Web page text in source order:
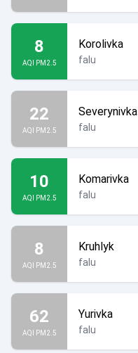
8
AQI PM2.5
Korolivka
falu
22
AQI PM2.5
Severynivka
falu
10
AQI PM2.5
Komarivka
falu
8
AQI PM2.5
Kruhlyk
falu
62
AQI PM2.5
Yurivka
falu